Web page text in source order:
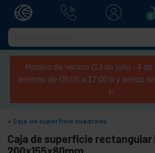
0
Horario de verano (13 de julio - 4 de
teléfono de 09:00 a 17:00 h y tienda
h.
Caja de superficie cuadrada
Caja de superficie rectangular